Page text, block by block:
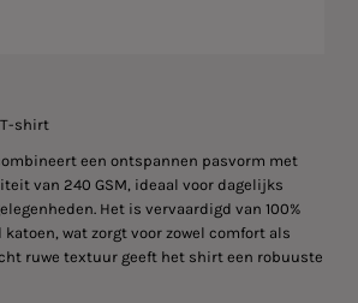
T-shirt
een ontspannen pasvorm met
van 240 GSM, ideaal voor dagelijks
Het is vervaardigd van 100%
wat zorgt voor zowel comfort als
ruwe textuur geeft het shirt een robuuste